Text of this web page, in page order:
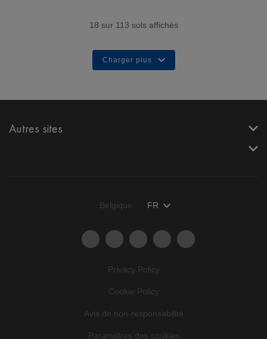
18 sur 113 sols affichés
Charger plus
Autres sites
Privacy Policy
Cookie Policy
Avis de non-responsabilité
Paramètres des cookies
Belgique FR